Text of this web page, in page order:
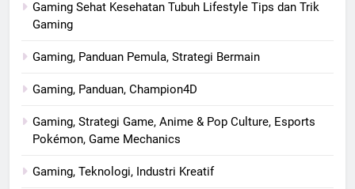
Gaming Sehat Kesehatan Tubuh Lifestyle Tips dan Trik
Gaming
Gaming, Panduan Pemula, Strategi Bermain
Gaming, Panduan, Champion4D
Gaming, Strategi Game, Anime & Pop Culture, Esports
Pokémon, Game Mechanics
Gaming, Teknologi, Industri Kreatif